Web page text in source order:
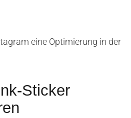
eine Optimierung in der
Sticker